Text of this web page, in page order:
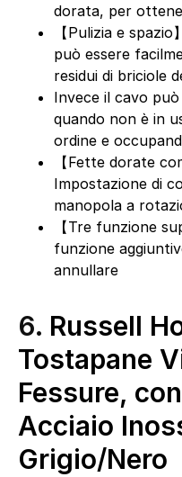
dorata, per
【Pulizia e
può essere
residui di briciole
Invece il cavo
quando non è in
ordine e
【Fette dorate
Impostazione di
manopola a
【Tre funzione
funzione
annullare
6. Russell
Tostapane
Fessure,
Acciaio
Grigio/Nero